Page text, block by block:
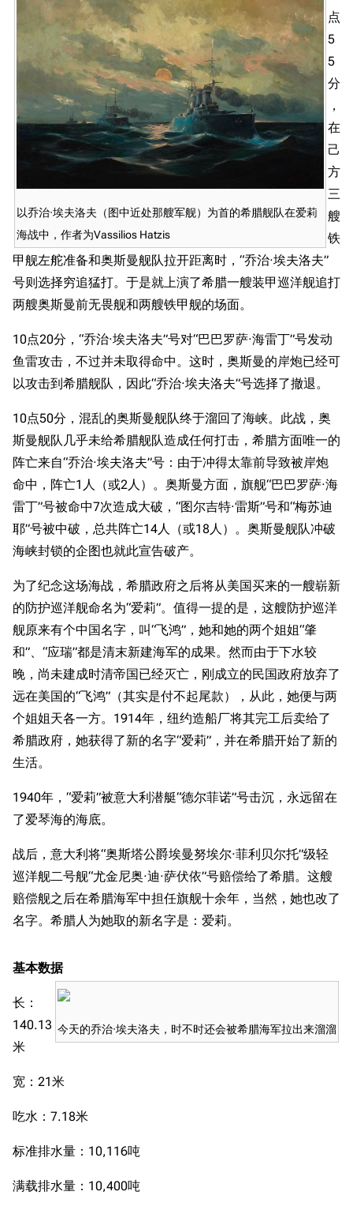
以乔治·埃夫洛夫（图中近处那艘军舰）为首的希腊舰队在爱莉
海战中，作者为Vassilios Hatzis
点
5
5
分
，
在
己
方
三
艘
铁
甲舰左舵准备和奥斯曼舰队拉开距离时，“乔治·埃夫洛夫”
号则选择穷追猛打。于是就上演了希腊一艘装甲巡洋舰追打
两艘奥斯曼前无畏舰和两艘铁甲舰的场面。
10点20分，“乔治·埃夫洛夫”号对“巴巴罗萨·海雷丁”号发动
鱼雷攻击，不过并未取得命中。这时，奥斯曼的岸炮已经可
以攻击到希腊舰队，因此“乔治·埃夫洛夫”号选择了撤退。
10点50分，混乱的奥斯曼舰队终于溜回了海峡。此战，奥
斯曼舰队几乎未给希腊舰队造成任何打击，希腊方面唯一的
阵亡来自“乔治·埃夫洛夫”号：由于冲得太靠前导致被岸炮
命中，阵亡1人（或2人）。奥斯曼方面，旗舰“巴巴罗萨·海
雷丁”号被命中7次造成大破，“图尔吉特·雷斯”号和“梅苏迪
耶”号被中破，总共阵亡14人（或18人）。奥斯曼舰队冲破
海峡封锁的企图也就此宣告破产。
为了纪念这场海战，希腊政府之后将从美国买来的一艘崭新
的防护巡洋舰命名为“爱莉”。值得一提的是，这艘防护巡洋
舰原来有个中国名字，叫“飞鸿”，她和她的两个姐姐“肇
和”、“应瑞”都是清末新建海军的成果。然而由于下水较
晚，尚未建成时清帝国已经灭亡，刚成立的民国政府放弃了
远在美国的“飞鸿”（其实是付不起尾款），从此，她便与两
个姐姐天各一方。1914年，纽约造船厂将其完工后卖给了
希腊政府，她获得了新的名字“爱莉”，并在希腊开始了新的
生活。
1940年，“爱莉”被意大利潜艇“德尔菲诺”号击沉，永远留在
了爱琴海的海底。
战后，意大利将“奥斯塔公爵埃曼努埃尔·菲利贝尔托”级轻
巡洋舰二号舰“尤金尼奥·迪·萨伏依”号赔偿给了希腊。这艘
赔偿舰之后在希腊海军中担任旗舰十余年，当然，她也改了
名字。希腊人为她取的新名字是：爱莉。
基本数据
今天的乔治·埃夫洛夫，时不时还会被希腊海军拉出来溜溜
长：
140.13
米
宽：21米
吃水：7.18米
标准排水量：10,116吨
满载排水量：10,400吨